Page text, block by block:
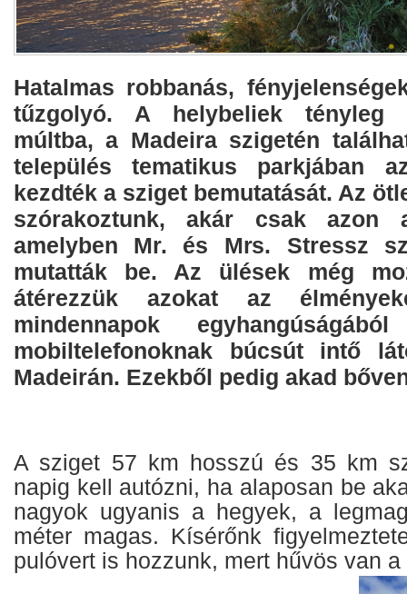
Hatalmas robbanás,
tűzgolyó. A helybeliek tényleg
múltba, a Madeira szigetén
település tematikus parkjában
kezdték a sziget bemutatását. Az
szórakoztunk, akár csak azon
amelyben Mr. és Mrs. Stressz
mutatták be. Az ülések még
átérezzük azokat az
mindennapok
mobiltelefonoknak búcsút intő
Madeirán. Ezekből pedig akad
A sziget 57 km hosszú és 35 km
napig kell autózni, ha alaposan be
nagyok ugyanis a hegyek, a
méter magas. Kísérőnk
pulóvert is hozzunk, mert hűvös van